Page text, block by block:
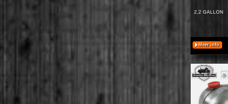
2,2 GALLON
Meer info